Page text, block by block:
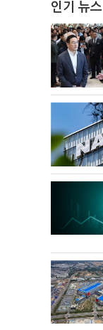
인기 뉴스